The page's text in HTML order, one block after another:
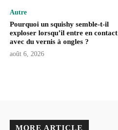
Autre
Pourquoi un squishy semble-t-il
exploser lorsqu’il entre en contact
avec du vernis à ongles ?
août 6, 2026
MORE ARTICLE